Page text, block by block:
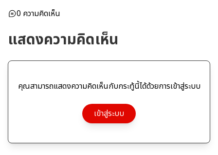
0 ความคิดเห็น
แสดงความคิดเห็น
คุณสามารถแสดงความคิดเห็นกับกระทู้นี้ได้ด้วยการเข้าสู่ระบบ
เข้าสู่ระบบ